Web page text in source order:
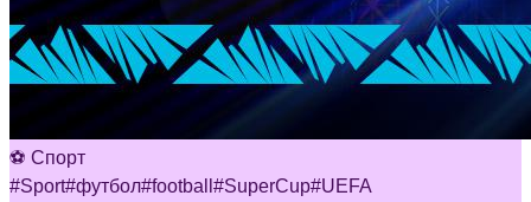
⚽ Спорт
#Sport#футбол#football #SuperCup#UEFA